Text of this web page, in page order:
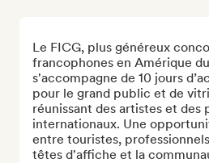
Le FICG, plus généreux
francophones en Amérique
s'accompagne de 10 jours
pour le grand public et de
réunissant des artistes et des
internationaux. Une
entre touristes,
têtes d'affiche et la